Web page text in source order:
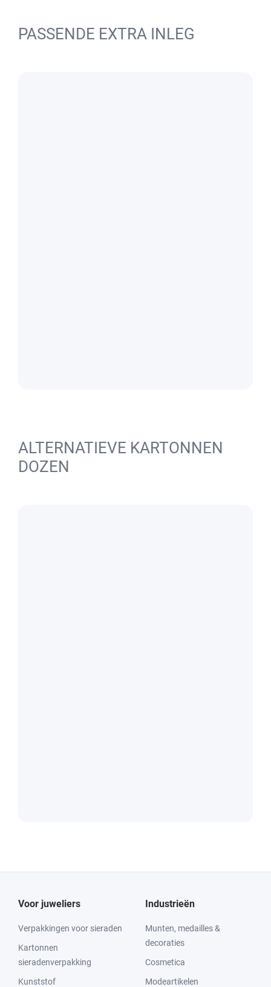
PASSENDE EXTRA INLEG
ALTERNATIEVE KARTONNEN
DOZEN
Voor juweliers
Verpakkingen voor sieraden
Kartonnen
sieradenverpakking
Kunststof
Industrieën
Munten, medailles &
decoraties
Cosmetica
Modeartikelen